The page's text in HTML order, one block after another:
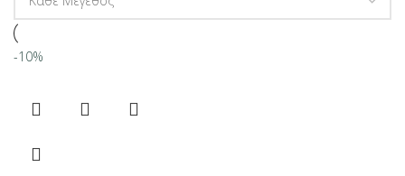
-10%